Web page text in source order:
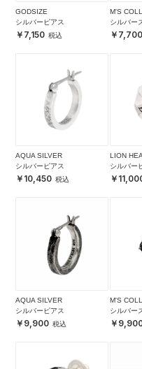
GODSIZE
シルバーピアス
7,150
M'S
シルバー
用)7,700
AQUA SILVER
シルバーピアス
10,450
LION
シルバー
AQUA SILVER
シルバーピアス
9,900
M'S
シルバー
用)